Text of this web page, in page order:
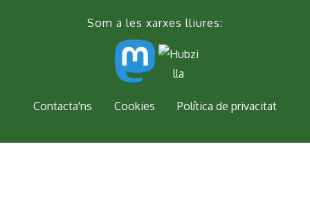
Som a les xarxes lliures:
Contacta'ns Cookies Política de privacitat